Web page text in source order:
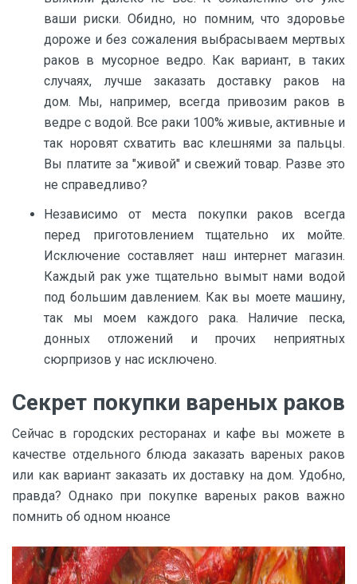
ваши риски. Обидно, но помним, что здоровье
дороже и без сожаления выбрасываем мертвых
раков в мусорное ведро. Как вариант, в таких
случаях, лучше заказать доставку раков на
дом. Мы, например, всегда привозим раков в
ведре с водой. Все раки 100% живые, активные и
так норовят схватить вас клешнями за пальцы.
Вы платите за "живой" и свежий товар. Разве это
не справедливо?
Независимо от места покупки раков всегда
перед приготовлением тщательно их мойте.
Исключение составляет наш интернет магазин.
Каждый рак уже тщательно вымыт нами водой
под большим давлением. Как вы моете машину,
так мы моем каждого рака. Наличие песка,
донных отложений и прочих неприятных
сюрпризов у нас исключено.
Секрет покупки вареных раков
Сейчас в городских ресторанах и кафе вы можете в
качестве отдельного блюда заказать вареных раков
или как вариант заказать их доставку на дом. Удобно,
правда? Однако при покупке вареных раков важно
помнить об одном нюансе